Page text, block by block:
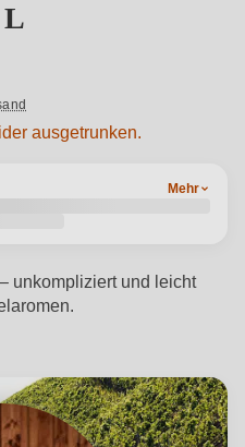
L
ausgetrunken.
Mehr
unkompliziert und leicht